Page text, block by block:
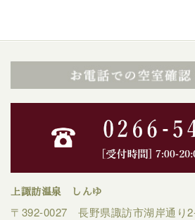
上諏訪温泉 しんゆ
〒392-0027 長野県諏訪市湖岸通り